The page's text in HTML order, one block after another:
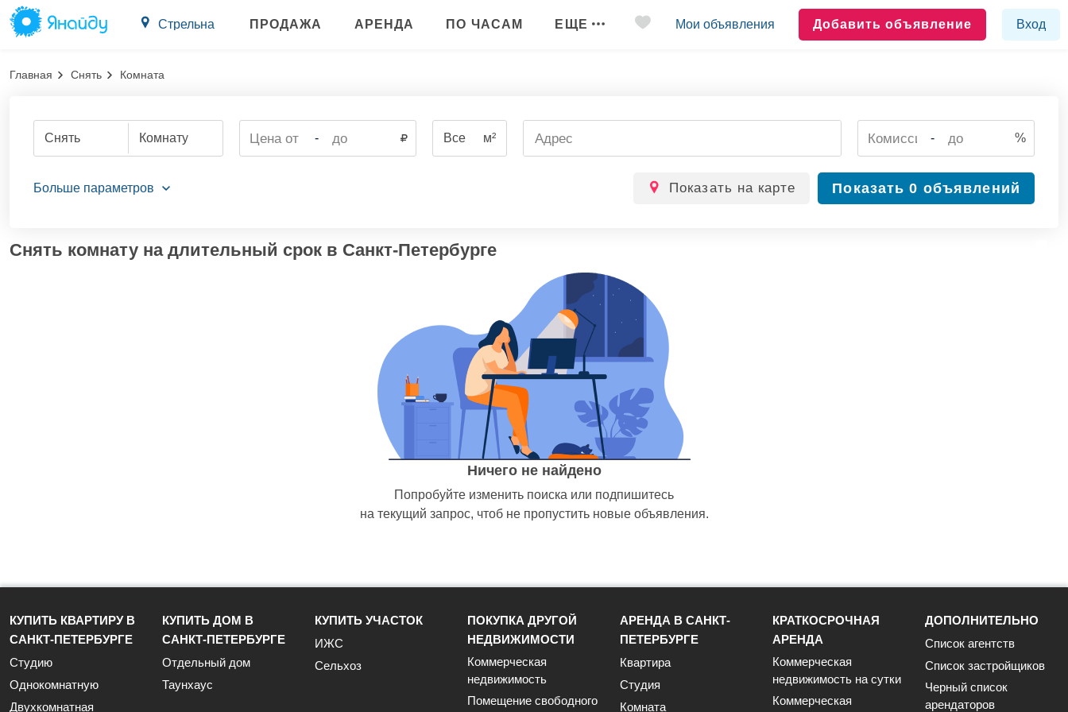
Стрельна ПРОДАЖА АРЕНДА ПО ЧАСАМ ЕЩЕ Мои объявления Добавить объявление Вход
Главная Снять Комната
Снять Комнату - Все м² - %
Показать на карте Показать0 объявлений
Снять комнату на длительный срок в Санкт-Петербурге
Ничего не найдено
Попробуйте изменить поиска или подпишитесь
на текущий запрос, чтоб не пропустить новые объявления.
КУПИТЬ КВАРТИРУ В
САНКТ-ПЕТЕРБУРГЕ
Студию
Однокомнатную
Двухкомнатная
КУПИТЬ ДОМ В
САНКТ-ПЕТЕРБУРГЕ
Отдельный дом
Таунхаус
КУПИТЬ УЧАСТОК
ИЖС
Сельхоз
ПОКУПКА ДРУГОЙ
НЕДВИЖИМОСТИ
Коммерческая
недвижимость
Помещение свободного
АРЕНДА В САНКТ-
ПЕТЕРБУРГЕ
Квартира
Студия
Комната
КРАТКОСРОЧНАЯ
АРЕНДА
Коммерческая
недвижимость на сутки
Коммерческая
ДОПОЛНИТЕЛЬНО
Список агентств
Список застройщиков
Черный список
арендаторов